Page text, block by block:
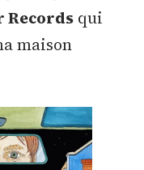
Records qui
maison